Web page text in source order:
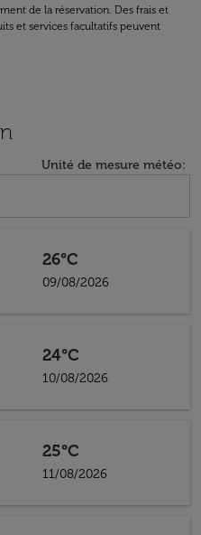
de la réservation. Des frais et
et services facultatifs peuvent
Unité de mesure météo:
26°C
09/08/2026
24°C
10/08/2026
25°C
11/08/2026